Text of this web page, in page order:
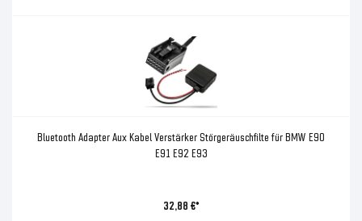
Bluetooth Adapter Aux Kabel Verstärker Störgeräuschfilte für BMW E90
E91 E92 E93
32,88 €*